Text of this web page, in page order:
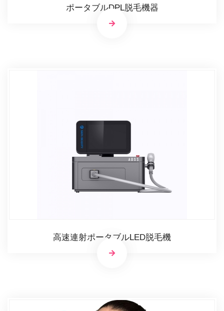
ポータブルDPL脱毛機器
高速連射ポータブルLED脱毛機